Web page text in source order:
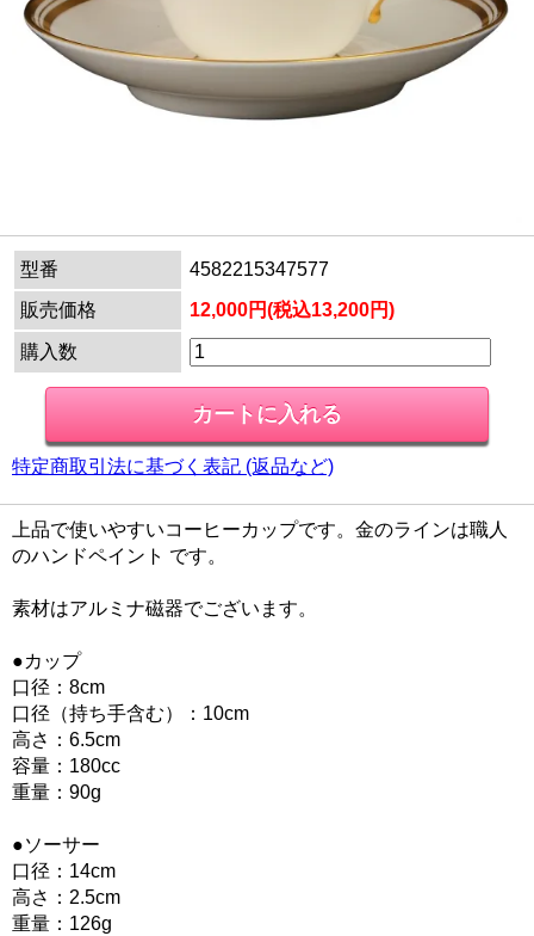
型番
4582215347577
販売価格
12,000円(税込13,200円)
購入数
特定商取引法に基づく表記 (返品など)
上品で使いやすいコーヒーカップです。金のラインは職人
のハンドペイント です。
素材はアルミナ磁器でございます。
●カップ
口径：8cm
口径（持ち手含む）：10cm
高さ：6.5cm
容量：180cc
重量：90g
●ソーサー
口径：14cm
高さ：2.5cm
重量：126g